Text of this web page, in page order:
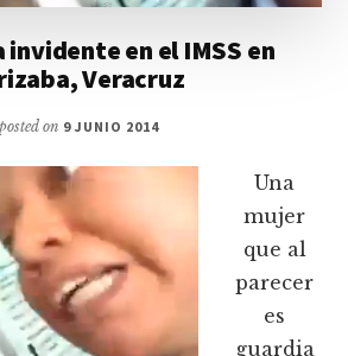
invidente en el IMSS en
Veracruz
posted on 9 JUNIO 2014
Una
mujer
que al
parecer
es
guardia